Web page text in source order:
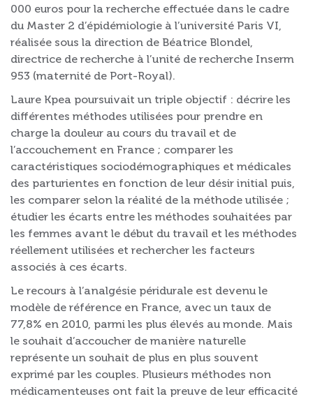
000 euros pour la recherche effectuée dans le cadre
du Master 2 d’épidémiologie à l’université Paris VI,
réalisée sous la direction de Béatrice Blondel,
directrice de recherche à l’unité de recherche Inserm
953 (maternité de Port-Royal).
Laure Kpea poursuivait un triple objectif : décrire les
différentes méthodes utilisées pour prendre en
charge la douleur au cours du travail et de
l’accouchement en France ; comparer les
caractéristiques sociodémographiques et médicales
des parturientes en fonction de leur désir initial puis,
les comparer selon la réalité de la méthode utilisée ;
étudier les écarts entre les méthodes souhaitées par
les femmes avant le début du travail et les méthodes
réellement utilisées et rechercher les facteurs
associés à ces écarts.
Le recours à l’analgésie péridurale est devenu le
modèle de référence en France, avec un taux de
77,8% en 2010, parmi les plus élevés au monde. Mais
le souhait d’accoucher de manière naturelle
représente un souhait de plus en plus souvent
exprimé par les couples. Plusieurs méthodes non
médicamenteuses ont fait la preuve de leur efficacité